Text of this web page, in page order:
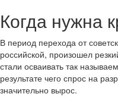
Когда нужна
В период перехода от
российской, произошел
стали осваивать так
результате чего спрос на
значительно вырос.